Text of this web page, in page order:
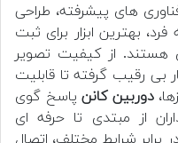
های پیشرفته، طراحی
بهترین ابزار برای ثبت
هستند. از کیفیت تصویر
رقیب گرفته تا قابلیت
دوربین کاننپاسخ گوی
از مبتدی تا حرفه ای
شرایط مختلف، اتصال